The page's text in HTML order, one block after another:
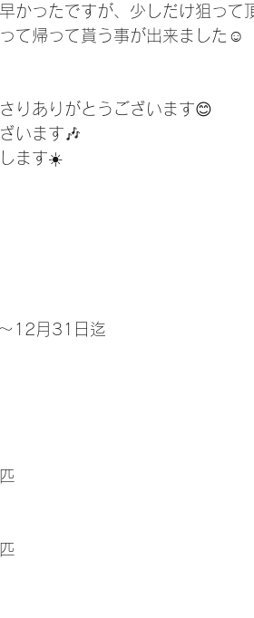
かったですが、少しだけ狙って
て帰って貰う事が出来ました☺️
りありがとうございます😊
います🎶
ます☀️
12月31日迄